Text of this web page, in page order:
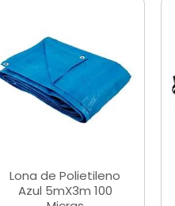
Lona de Polietileno
Azul 5mX3m 100